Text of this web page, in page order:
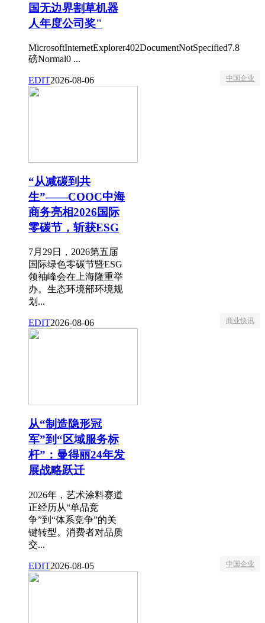
国无边界割草机器
人年度公司奖"
MicrosoftInternetExplorer402DocumentNotSpecified7.8
磅Normal0 ...
EDIT2026-08-06 中国企业
“从减碳到共
生”——COOC中海
商务亮相2026国际
零碳节，斩获ESG
7月29日，2026第五届
国际绿色零碳节暨ESG
领袖峰会在上海隆重举
办。生态环境部环境规
划...
EDIT2026-08-06 商业快讯
从“制造隐形冠
军”到“区域服务标
杆”：曼得丽24年发
展战略跃迁
2026年，艺术涂料赛道
正经历从“单品竞
争”到“体系竞争”的关
键转型。消费者对品质
交...
EDIT2026-08-05 中国企业